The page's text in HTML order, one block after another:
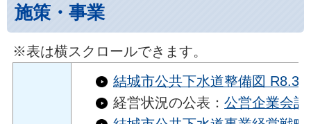
施策・事業
※表は横スクロールできます。
結城市公共下水道整備図
経営状況の公表：公営企業会